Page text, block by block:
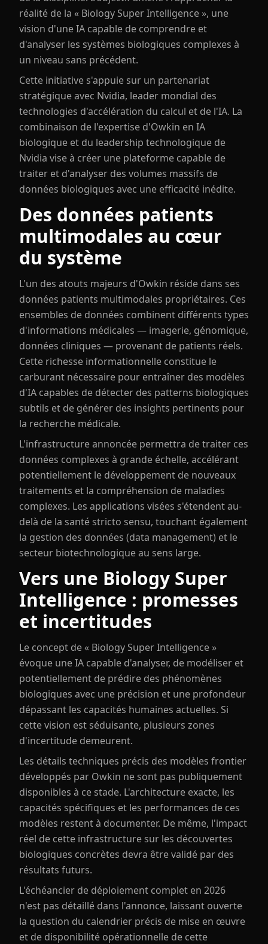
réalité de la « Biology Super Intelligence », une
vision d'une IA capable de comprendre et
d'analyser les systèmes biologiques complexes à
un niveau sans précédent.
Cette initiative s'appuie sur un partenariat
stratégique avec Nvidia, leader mondial des
technologies d'accélération du calcul et de l'IA. La
combinaison de l'expertise d'Owkin en IA
biologique et du leadership technologique de
Nvidia vise à créer une plateforme capable de
traiter et d'analyser des volumes massifs de
données biologiques avec une efficacité inédite.
Des données patients
multimodales au cœur
du système
L'un des atouts majeurs d'Owkin réside dans ses
données patients multimodales propriétaires. Ces
ensembles de données combinent différents types
d'informations médicales — imagerie, génomique,
données cliniques — provenant de patients réels.
Cette richesse informationnelle constitue le
carburant nécessaire pour entraîner des modèles
d'IA capables de détecter des patterns biologiques
subtils et de générer des insights pertinents pour
la recherche médicale.
L'infrastructure annoncée permettra de traiter ces
données complexes à grande échelle, accélérant
potentiellement le développement de nouveaux
traitements et la compréhension de maladies
complexes. Les applications visées s'étendent au-
delà de la santé stricto sensu, touchant également
la gestion des données (data management) et le
secteur biotechnologique au sens large.
Vers une Biology Super
Intelligence : promesses
et incertitudes
Le concept de « Biology Super Intelligence »
évoque une IA capable d'analyser, de modéliser et
potentiellement de prédire des phénomènes
biologiques avec une précision et une profondeur
dépassant les capacités humaines actuelles. Si
cette vision est séduisante, plusieurs zones
d'incertitude demeurent.
Les détails techniques précis des modèles frontier
développés par Owkin ne sont pas publiquement
disponibles à ce stade. L'architecture exacte, les
capacités spécifiques et les performances de ces
modèles restent à documenter. De même, l'impact
réel de cette infrastructure sur les découvertes
biologiques concrètes devra être validé par des
résultats futurs.
L'échéancier de déploiement complet en 2026
n'est pas détaillé dans l'annonce, laissant ouverte
la question du calendrier précis de mise en œuvre
et de disponibilité opérationnelle de cette